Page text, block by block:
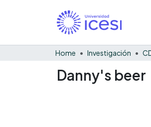
Home Investigación
Danny's beer